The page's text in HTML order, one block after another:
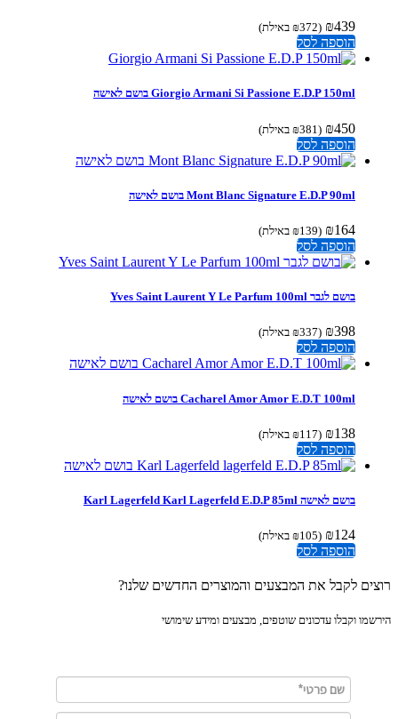
₪
(
₪ 372 באילת)
הוספה לסל
Giorgio Armani Si Passione E.D.P 150ml בושם לאישה
₪
(
₪ 381 באילת)
הוספה לסל
Mont Blanc Signature E.D.P 90ml בושם לאישה
₪
(
₪ 139 באילת)
הוספה לסל
בושם לגבר Yves Saint Laurent Y Le Parfum 100ml
₪
(
₪ 337 באילת)
הוספה לסל
Cacharel Amor Amor E.D.T 100ml בושם לאישה
₪
(
₪ 117 באילת)
הוספה לסל
בושם לאישה Karl Lagerfeld Karl Lagerfeld E.D.P 85ml
₪
(
₪ 105 באילת)
הוספה לסל
לקבל את המבצעים והמוצרים החדשים שלנו?
וקבלו עדכונים שוטפים, מבצעים ומידע שימושי